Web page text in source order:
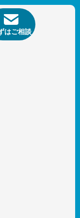
はご相談